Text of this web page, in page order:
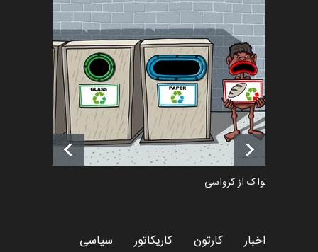
فراخوان رویداد کارگاهی کارتون و
پوستر "ایران سربل…
تسلیت به همکار | سهراب خیری
اخبار 6 ماه قبل
دمیر نواک از کرواسی
اخبار کارتون کاریکاتور سیاسی